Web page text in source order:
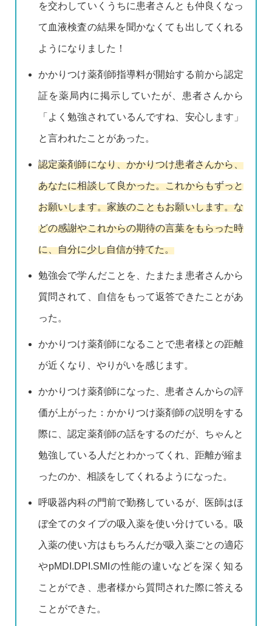
を交わしていくうちに患者さんとも仲良くなっ
て血液検査の結果を聞かなくても出してくれる
ようになりました！
かかりつけ薬剤師指導料が開始する前から認定
証を薬局内に掲示していたが、患者さんから
「よく勉強されているんですね、安心します」
と言われたことがあった。
認定薬剤師になり、かかりつけ患者さんから、
あなたに相談して良かった。これからもずっと
お願いします。家族のこともお願いします。な
どの感謝やこれからの期待の言葉をもらった時
に、自分に少し自信が持てた。
勉強会で学んだことを、たまたま患者さんから
質問されて、自信をもって返答できたことがあ
った。
かかりつけ薬剤師になることで患者様との距離
が近くなり、やりがいを感じます。
かかりつけ薬剤師になった、患者さんからの評
価が上がった：かかりつけ薬剤師の説明をする
際に、認定薬剤師の話をするのだが、ちゃんと
勉強している人だとわかってくれ、距離が縮ま
ったのか、相談をしてくれるようになった。
呼吸器内科の門前で勤務しているが、医師はほ
ぼ全てのタイプの吸入薬を使い分けている。吸
入薬の使い方はもちろんだが吸入薬ごとの適応
やpMDI.DPI.SMIの性能の違いなどを深く知る
ことができ、患者様から質問された際に答える
ことができた。